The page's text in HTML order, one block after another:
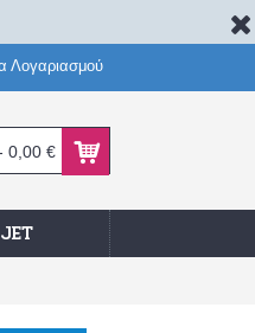
Λογαριασμού
0,00 €